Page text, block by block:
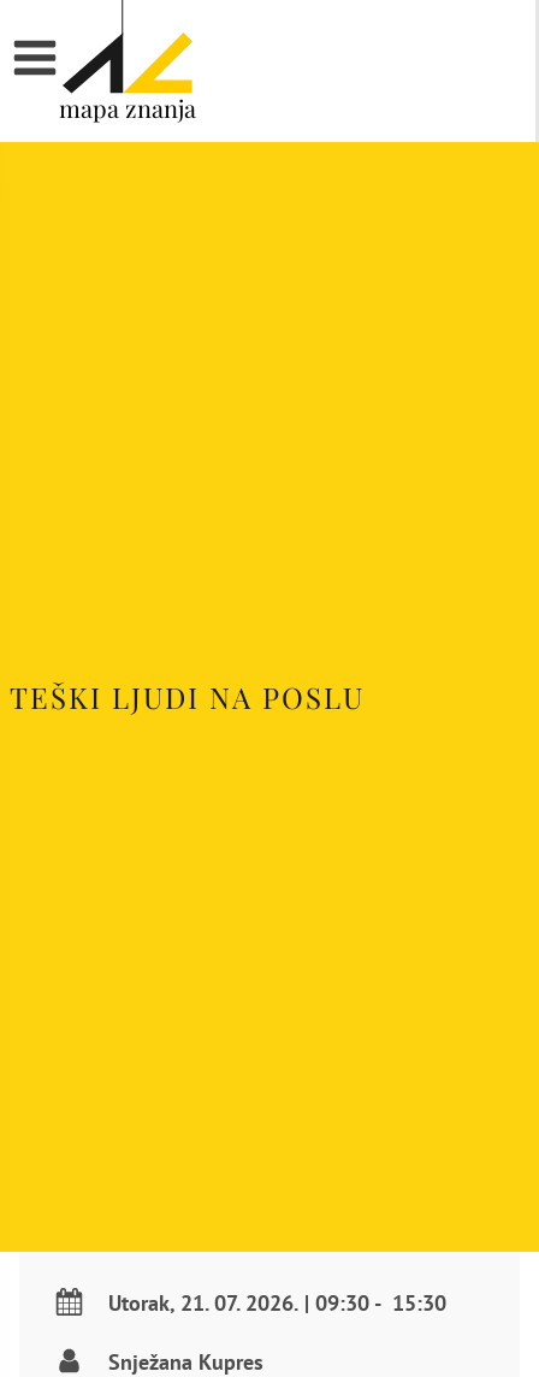
mapa znanja
TEŠKI LJUDI NA POSLU
Utorak, 21. 07. 2026. | 09:30 - 15:30
Snježana Kupres